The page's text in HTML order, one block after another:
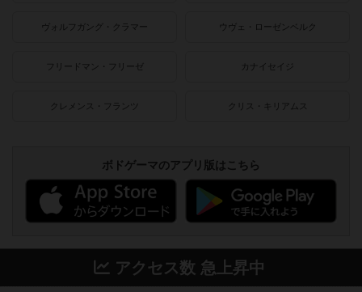
ヴォルフガング・クラマー ウヴェ・ローゼンベルク
フリードマン・フリーゼ カナイセイジ
クレメンス・フランツ クリス・キリアムス
ボドゲーマのアプリ版はこちら
アクセス数 急上昇中